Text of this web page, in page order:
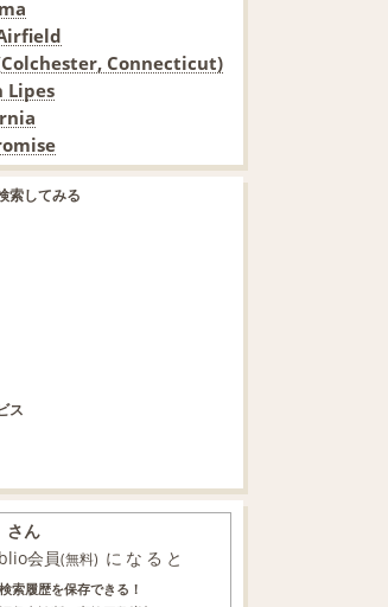
Connecticut)
Lipes
索してみる
ス
さん
会員(無料) になると
検索履歴を保存できる！